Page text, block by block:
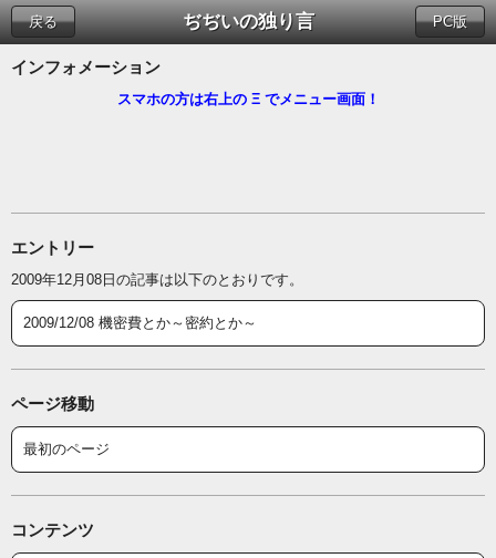
ぢぢいの独り言
戻る PC版
インフォメーション
スマホの方は右上の Ξ でメニュー画面！
エントリー
2009年12月08日の記事は以下のとおりです。
2009/12/08 機密費とか～密約とか～
ページ移動
最初のページ
コンテンツ